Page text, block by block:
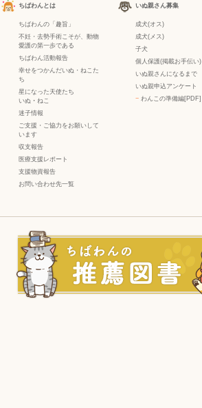
ちばわんとは
ちばわんの「趣旨」
不妊・去勢手術こそが、動物
愛護の第一歩である
ちばわん活動報告
幸せをつかんだいぬ・ねこた
ち
星になった天使たち
いぬ ・ ねこ
迷子情報
ご支援・ご協力をお願いして
います
収支報告
医療支援レポート
支援物資報告
お問い合わせ先一覧
いぬ親さん募集
成犬(オス)
成犬(メス)
子犬
個人保護(掲載お手伝い)
いぬ親さんになるまで
いぬ親申込アンケート
− わんこの準備編[PDF]